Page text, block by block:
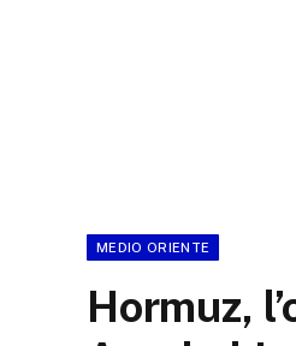
MEDIO ORIENTE
Hormuz,